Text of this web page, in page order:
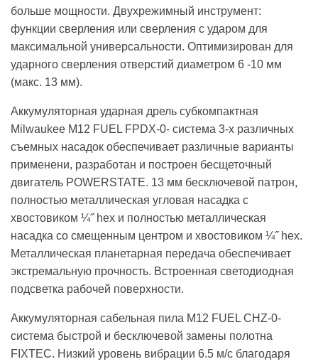
больше мощности. Двухрежимный инструмент:
функции сверления или сверления с ударом для
максимальной универсальности. Оптимизирован для
ударного сверления отверстий диаметром 6 -10 мм
(макс. 13 мм).
Аккумуляторная ударная дрель субкомпактная
Milwaukee M12 FUEL FPDX-0- система 3-х различных
съемных насадок обеспечивает различные варианты
применени, разработан и построен бесщеточный
двигатель POWERSTATE. 13 мм бесключевой патрон,
полностью металлическая угловая насадка с
хвостовиком ¼˝ hex и полностью металлическая
насадка со смещенным центром и хвостовиком ¼˝ hex.
Металлическая планетарная передача обеспечивает
экстремальную прочность. Встроенная светодиодная
подсветка рабочей поверхности.
Аккумуляторная сабельная пила M12 FUEL CHZ-0-
система быстрой и бесключевой замены полотна
FIXTEC. Низкий уровень вибрации 6.5 м/с благодаря